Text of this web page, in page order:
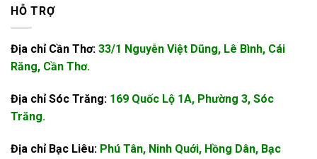
HỖ TRỢ
Địa chỉ Cần Thơ: 33/1 Nguyễn Việt Dũng, Lê Bình, Cái
Răng, Cần Thơ.
Địa chỉ Sóc Trăng: 169 Quốc Lộ 1A, Phường 3, Sóc
Trăng.
Địa chỉ Bạc Liêu: Phú Tân, Ninh Quới, Hồng Dân, Bạc